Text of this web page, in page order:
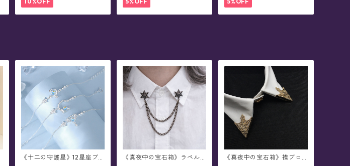
《十二の守護星》12星座ブ
《真夜中の宝石箱》ラペル
《真夜中の宝石箱》襟ブロ